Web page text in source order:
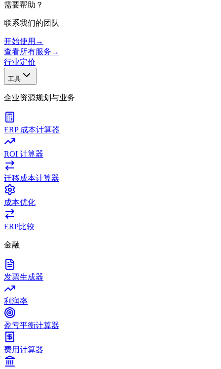
需要帮助？
联系我们的团队
开始使用 →
查看所有服务 →
行业定价
工具
企业资源规划与业务
ERP 成本计算器
ROI 计算器
迁移成本计算器
成本优化
ERP比较
金融
发票生成器
利润率
盈亏平衡计算器
费用计算器